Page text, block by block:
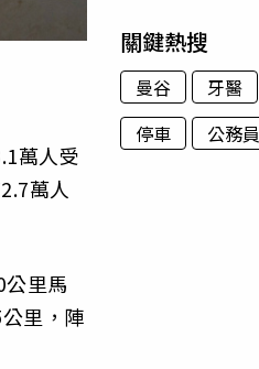
萬人受
萬人
里馬
里，陣
關鍵熱搜
曼谷 牙醫
停車
公務員